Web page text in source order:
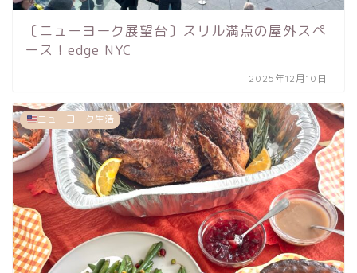
〔ニューヨーク展望台〕スリル満点の屋外スペ
ース！edge NYC
2025年12月10日
ニューヨーク生活